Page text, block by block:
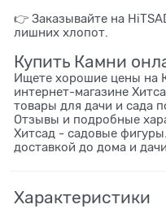
👉 Заказывайте на
лишних хлопот.
Купить Камни
Ищете хорошие цены на
интернет-магазине
товары для дачи и сада
Отзывы и подробные
Хитсад - садовые
доставкой до дома и
Характеристики